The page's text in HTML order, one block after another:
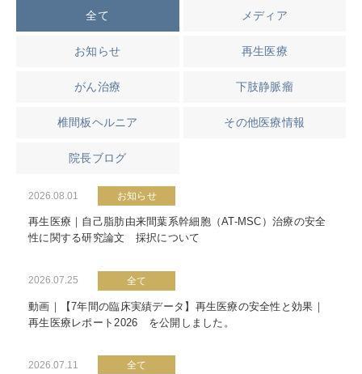
全て メディア
お知らせ 再生医療
がん治療 下肢静脈瘤
椎間板ヘルニア その他医療情報
院長ブログ
2026.08.01 お知らせ
再生医療｜自己脂肪由来間葉系幹細胞（AT-MSC）治療の安全
性に関する研究論文 採択について
2026.07.25 全て
動画｜【7年間の臨床実績データ】再生医療の安全性と効果｜
再生医療レポート2026 を公開しました。
2026.07.11 全て